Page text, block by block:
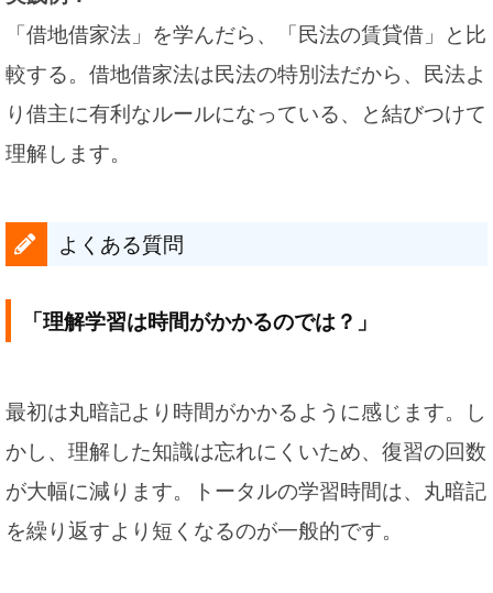
「借地借家法」を学んだら、「民法の賃貸借」と比
較する。借地借家法は民法の特別法だから、民法よ
り借主に有利なルールになっている、と結びつけて
理解します。
よくある質問
「理解学習は時間がかかるのでは？」
最初は丸暗記より時間がかかるように感じます。し
かし、理解した知識は忘れにくいため、復習の回数
が大幅に減ります。トータルの学習時間は、丸暗記
を繰り返すより短くなるのが一般的です。